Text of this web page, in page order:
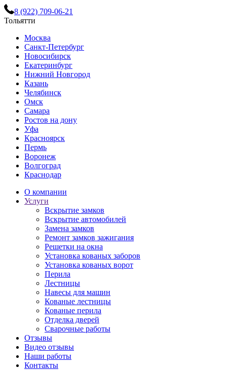
8 (922) 709-06-21
Тольятти
Москва
Санкт-Петербург
Новосибирск
Екатеринбург
Нижний Новгород
Казань
Челябинск
Омск
Самара
Ростов на дону
Уфа
Красноярск
Пермь
Воронеж
Волгоград
Краснодар
О компании
Услуги
Вскрытие замков
Вскрытие автомобилей
Замена замков
Ремонт замков зажигания
Решетки на окна
Установка кованых заборов
Установка кованых ворот
Перила
Лестницы
Навесы для машин
Кованые лестницы
Кованые перила
Отделка дверей
Сварочные работы
Отзывы
Видео отзывы
Наши работы
Контакты